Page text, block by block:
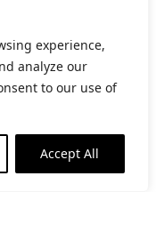
experience,
analyze our
to our use of
Accept All